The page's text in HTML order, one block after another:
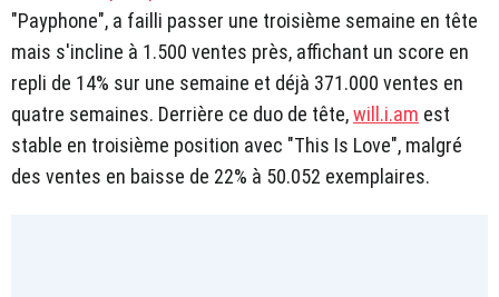
"Payphone", a failli passer une troisième semaine en tête
mais s'incline à 1.500 ventes près, affichant un score en
repli de 14% sur une semaine et déjà 371.000 ventes en
quatre semaines. Derrière ce duo de tête,will.i.am est
stable en troisième position avec "This Is Love", malgré
des ventes en baisse de 22% à 50.052 exemplaires.